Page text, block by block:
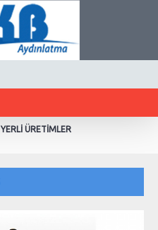
YERLİ ÜRETİMLER